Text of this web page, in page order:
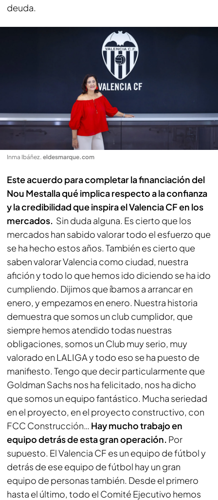
deuda.
Inma Ibáñez. eldesmarque.com
Este acuerdo para completar la financiación del
Nou Mestalla qué implica respecto a la confianza
y la credibilidad que inspira el Valencia CF en los
mercados. Sin duda alguna. Es cierto que los
mercados han sabido valorar todo el esfuerzo que
se ha hecho estos años. También es cierto que
saben valorar Valencia como ciudad, nuestra
afición y todo lo que hemos ido diciendo se ha ido
cumpliendo. Dijimos que íbamos a arrancar en
enero, y empezamos en enero. Nuestra historia
demuestra que somos un club cumplidor, que
siempre hemos atendido todas nuestras
obligaciones, somos un Club muy serio, muy
valorado en LALIGA y todo eso se ha puesto de
manifiesto. Tengo que decir particularmente que
Goldman Sachs nos ha felicitado, nos ha dicho
que somos un equipo fantástico. Mucha seriedad
en el proyecto, en el proyecto constructivo, con
FCC Construcción… Hay mucho trabajo en
equipo detrás de esta gran operación. Por
supuesto. El Valencia CF es un equipo de fútbol y
detrás de ese equipo de fútbol hay un gran
equipo de personas también. Desde el primero
hasta el último, todo el Comité Ejecutivo hemos